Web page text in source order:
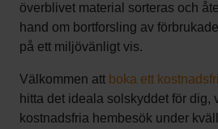
överblivet material sorteras och
hand om bortforsling av
på ett miljövänligt vis.
Välkommen att boka ett
hitta det ideala solskyddet för dig,
kostnadsfria hembesök under